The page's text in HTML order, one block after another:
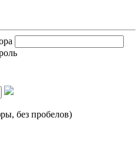
без пробелов)